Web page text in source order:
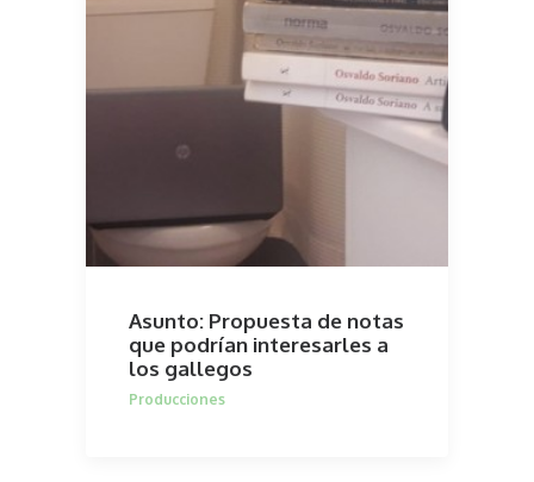
Asunto: Propuesta de notas
que podrían interesarles a
los gallegos
Producciones